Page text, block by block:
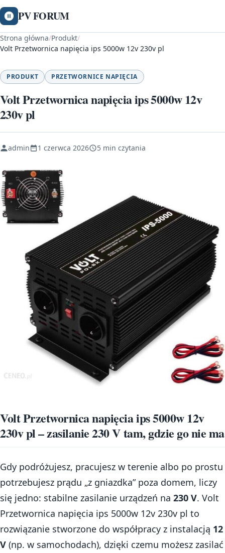
PV FORUM
Strona główna/Produkt/
Volt Przetwornica napięcia ips 5000w 12v 230v pl
PRODUKT PRZETWORNICE NAPIĘCIA
Volt Przetwornica napięcia ips 5000w 12v
230v pl
admin 1 czerwca 2026 5 min czytania
Volt Przetwornica napięcia ips 5000w 12v
230v pl – zasilanie 230 V tam, gdzie go nie ma
Gdy podróżujesz, pracujesz w terenie albo po prostu
potrzebujesz prądu „z gniazdka” poza domem, liczy
się jedno: stabilne zasilanie urządzeń na 230 V. Volt
Przetwornica napięcia ips 5000w 12v 230v pl to
rozwiązanie stworzone do współpracy z instalacją 12
V (np. w samochodach), dzięki czemu możesz zasilać